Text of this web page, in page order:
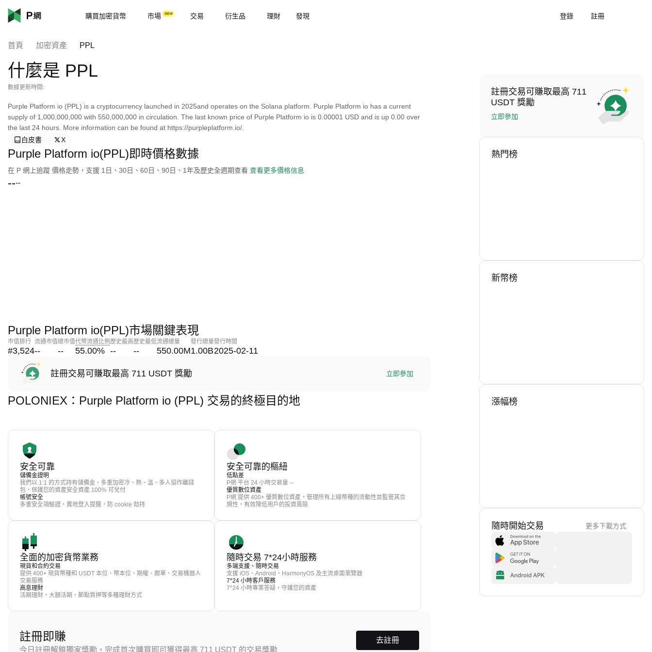
購買加密貨幣 市場 交易 衍生品 理財 發現 登錄 註冊
首頁 加密資產 PPL
什麼是 PPL
數據更新時間:
Purple Platform io (PPL) is a cryptocurrency launched in 2025and operates on the Solana platform. Purple Platform io has a current
supply of 1,000,000,000 with 550,000,000 in circulation. The last known price of Purple Platform io is 0.00001 USD and is up 0.00 over
the last 24 hours. More information can be found at https://purpleplatform.io/.
白皮書
X
Purple Platform io(PPL)即時價格數據
在 P 網上追蹤 價格走勢，支援 1日、30日、60日、90日、1年及歷史全週期查看 查看更多價格信息
----
Purple Platform io(PPL)市場關鍵表現
市值排行
#3,524
流通市值
--
總市值
--
代幣流通比例
55.00%
歷史最高
--
歷史最低
--
流通總量
550.00M
發行總量
1.00B
發行時間
2025-02-11
註冊交易可賺取最高 711 USDT 獎勵 立即參加
POLONIEX：Purple Platform io (PPL) 交易的終極目的地
安全可靠
儲備金證明
我們以 1:1 的方式持有儲備金，多重加密冷、熱、溫、多人協作離錢
包，保護您的資產安全資產 100% 可兌付
帳號安全
多重安全項驗證，異地登入提醒，防 cookie 劫持
安全可靠的樞紐
低點差
P網 平台 24 小時交易量 --
優質數位資產
P網 提供 400+ 優質數位資產，管理所有上線幣種的流動性並監管其合
規性，有效降低用戶的投資風險
全面的加密貨幣業務
現貨和合約交易
提供 400+ 現貨幣種和 USDT 本位、幣本位、期權、跟單、交易機器人
交易服務
高息理財
活期理財，大額活期，節點質押等多種理財方式
隨時交易 7*24小時服務
多端支援、隨時交易
支援 iOS、Android、HarmonyOS 及主流桌面瀏覽器
7*24 小時客戶服務
7*24 小時專業答疑，守護您的資產
註冊即賺
今日註冊解鎖獨家獎勵，完成首次購買即可獲得最高 711 USDT 的交易獎勵
去註冊
註冊交易可賺取最高 711
USDT 獎勵
立即參加
熱門榜
新幣榜
漲幅榜
隨時開始交易 更多下載方式